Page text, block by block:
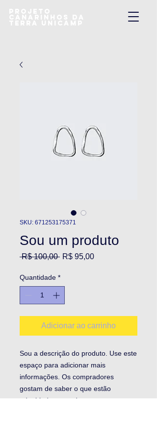
SKU: 671253175371
Sou um produto
R$ 100,00 Preço
R$ 95,00Preço
Quantidade *
Adicionar ao carrinho
Sou a descrição do produto. Use este
espaço para adicionar mais
informações. Os compradores
gostam de saber o que estão
adquirindo antes de comprar.